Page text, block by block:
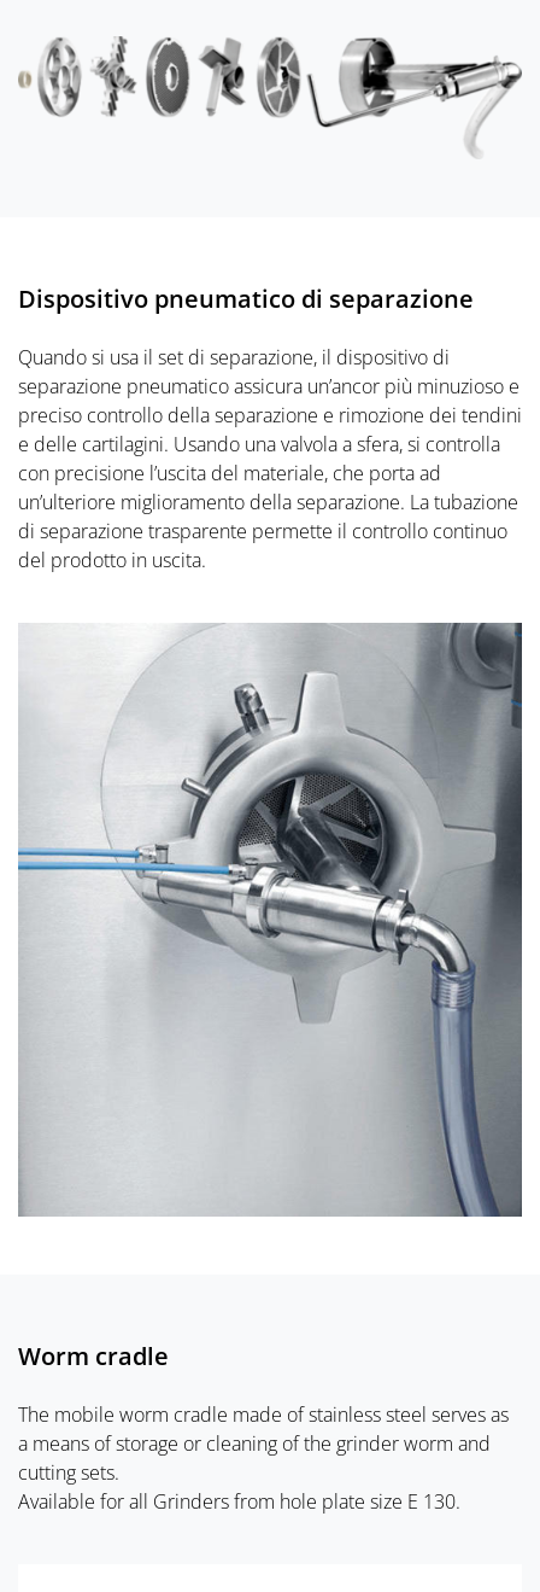
Dispositivo pneumatico di separazione
Quando si usa il set di separazione, il dispositivo di
separazione pneumatico assicura un’ancor più minuzioso e
preciso controllo della separazione e rimozione dei tendini
e delle cartilagini. Usando una valvola a sfera, si controlla
con precisione l’uscita del materiale, che porta ad
un’ulteriore miglioramento della separazione. La tubazione
di separazione trasparente permette il controllo continuo
del prodotto in uscita.
Worm cradle
The mobile worm cradle made of stainless steel serves as
a means of storage or cleaning of the grinder worm and
cutting sets.
Available for all Grinders from hole plate size E 130.